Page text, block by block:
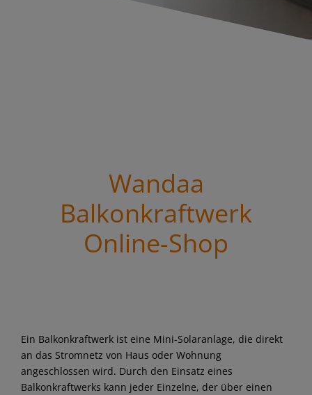
Wandaa
Balkonkraftwerk
Online-Shop
Ein Balkonkraftwerk ist eine Mini-Solaranlage, die direkt
an das Stromnetz von Haus oder Wohnung
angeschlossen wird. Durch den Einsatz eines
Balkonkraftwerks kann jeder Einzelne, der über einen